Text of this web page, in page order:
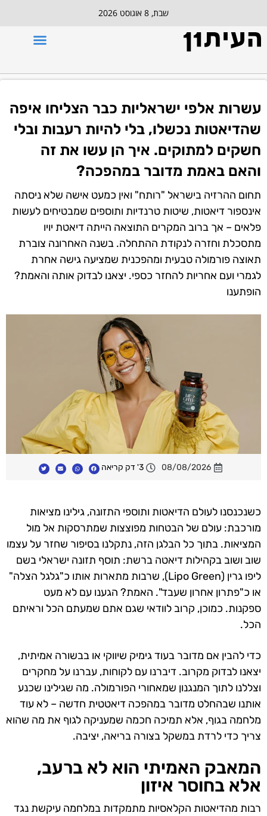
שבת, 8 אוגוסט 2026
עשרות אלפי ישראליות כבר הצליחו איפה
שהדיאטות נכשלו, בלי להיות רעבות ובלי
חשקים למתוקים. איך הן עשו את זה
והאם באמת מדובר במהפכה?
תחום ההרזיה בישראל "רותח" ואין כמעט אישה שלא ניסתה
אינספור דיאטות, שיטות טרנדיות ותוספים שמבטיחים לעשות
פלאים – אך ברוב המקרים התוצאה הייתה דיאטת יויו
מתסכלת וחזרה לנקודת ההתחלה. בשנה האחרונה צוברת
תאוצה פורמולה טבעית ומהפכנית שמציעה גישה אחרת
לגמרי ועם אחריות להחזר כספי. יצאנו לבדוק אותה והאמת?
הופתענו
08/08/2026 3' דק קריאה
כשנכנסנו לעולם הדיאטות ותוספי התזונה, גילינו מציאות
מורכבת: עולם של הבטחות מפוצצות שמתרסקות אל מול
המציאות. בתוך כל הבלגן הזה, נתקלנו בסיפור שחזר על עצמו
שוב ושוב בקהילות דיאטה ברשת: תוסף תזונה ישראלי בשם
ליפו גרין (Lipo Green), שרבות מתארות אותו כ"גלגל הצלה"
או כ"פתרון אחרון שעבד". האמת? הגענו עם לא מעט
ספקנות. כמוכן, קרוב לוודאי שגם אתם שמעתם הכל וראיתם
הכל.
כדי להבין אם מדובר בעוד גימיק שיווקי או בבשורה אמיתית,
יצאנו לבדוק מקרוב. דיברנו עם לקוחות, עברנו על מחקרים
וצללנו לתוך המנגנון שמאחורי הפורמולה. מה שגילינו שכנע
אותנו שבהחלט מדובר במהפכה דיאטטית חדשה – לא עוד
מלחמה בגוף, אלא תמיכה חכמה שמעניקה לגוף את מה שהוא
צריך כדי לרדת במשקל בצורה בריאה, יציבה.
המאבק האמיתי הוא לא ברעב,
אלא בחוסר איזון
רבות מהדיאטות הקלאסיות מתמקדות במלחמה עיקשת נגד